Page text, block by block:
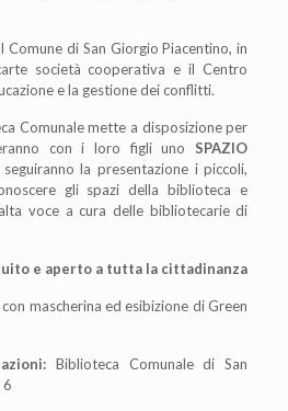
Comune di San Giorgio Piacentino, in
società cooperativa e il Centro
e la gestione dei conflitti.
Comunale mette a disposizione per
con i loro figli unoSPAZIO
la presentazione i piccoli,
gli spazi della biblioteca e
voce a cura delle bibliotecarie di
e aperto a tutta la cittadinanza
mascherina ed esibizione di Green
Biblioteca Comunale di San
6